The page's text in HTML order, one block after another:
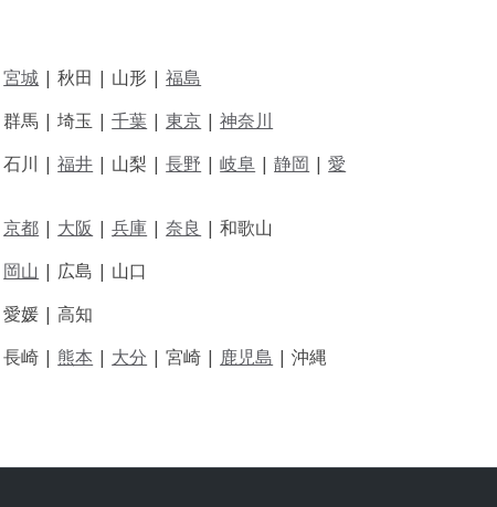
宮城 | 秋田 | 山形 |福島
馬 | 埼玉 |千葉 |東京 |神奈川
石川 |福井 | 山梨 |長野 |岐阜 |静岡 |愛
京都 | 大阪 |兵庫 |奈良 |和歌山
岡山 | 広島 | 山口
愛媛 |高知
長崎 | 熊本 | 大分 |宮崎 | 鹿児島 |沖縄